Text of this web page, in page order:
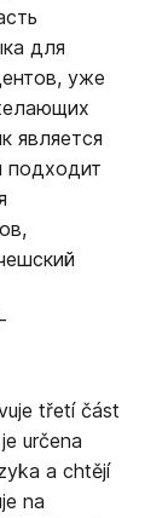
для
уже
является
подходит
třetí část
určena
a chtějí
na